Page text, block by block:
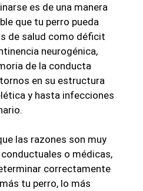
es de una manera
que tu perro pueda
de salud como déficit
neurogénica,
de la conducta
en su estructura
y hasta infecciones
las razones son muy
o médicas,
correctamente
tu perro, lo más